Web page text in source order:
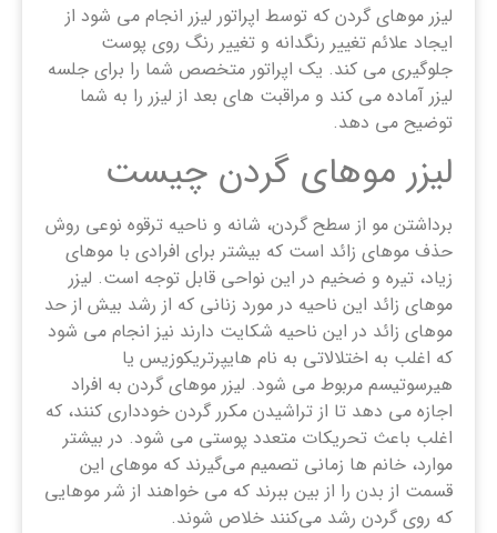
لیزر موهای گردن که توسط اپراتور لیزر انجام می شود از
ایجاد علائم تغییر رنگدانه و تغییر رنگ روی پوست
جلوگیری می کند. یک اپراتور متخصص شما را برای جلسه
لیزر آماده می کند و مراقبت های بعد از لیزر را به شما
توضیح می دهد.
لیزر موهای گردن چیست
برداشتن مو از سطح گردن، شانه و ناحیه ترقوه نوعی روش
حذف موهای زائد است که بیشتر برای افرادی با موهای
زیاد، تیره و ضخیم در این نواحی قابل توجه است. لیزر
موهای زائد این ناحیه در مورد زنانی که از رشد بیش از حد
موهای زائد در این ناحیه شکایت دارند نیز انجام می شود
که اغلب به اختلالاتی به نام هایپرتریکوزیس یا
هیرسوتیسم مربوط می شود. لیزر موهای گردن به افراد
اجازه می دهد تا از تراشیدن مکرر گردن خودداری کنند، که
اغلب باعث تحریکات متعدد پوستی می شود. در بیشتر
موارد، خانم ‌ها زمانی تصمیم می‌گیرند که موهای این
قسمت از بدن را از بین ببرند که می ‌خواهند از شر موهایی
که روی گردن رشد می‌کنند خلاص شوند.